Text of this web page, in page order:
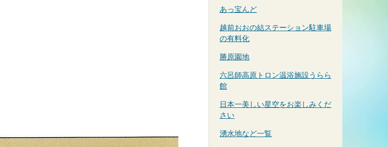
あっ宝んど
越前おおの結ステーション駐車場
の有料化
勝原園地
六呂師高原トロン温浴施設うらら
館
日本一美しい星空をお楽しみくだ
さい
湧水地など一覧